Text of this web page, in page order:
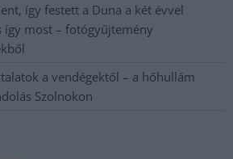
így festett a Duna a két évvel
így most – fotógyűjtemény
a vendégektől – a hőhullám
Szolnokon